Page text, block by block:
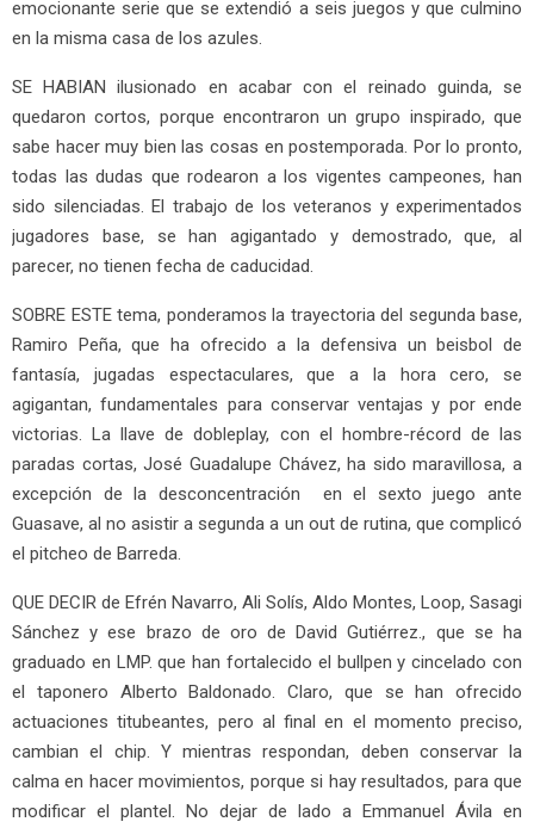
emocionante serie que se extendió a seis juegos y que culmino
en la misma casa de los azules.
SE HABIAN ilusionado en acabar con el reinado guinda, se
quedaron cortos, porque encontraron un grupo inspirado, que
sabe hacer muy bien las cosas en postemporada. Por lo pronto,
todas las dudas que rodearon a los vigentes campeones, han
sido silenciadas. El trabajo de los veteranos y experimentados
jugadores base, se han agigantado y demostrado, que, al
parecer, no tienen fecha de caducidad.
SOBRE ESTE tema, ponderamos la trayectoria del segunda base,
Ramiro Peña, que ha ofrecido a la defensiva un beisbol de
fantasía, jugadas espectaculares, que a la hora cero, se
agigantan, fundamentales para conservar ventajas y por ende
victorias. La llave de dobleplay, con el hombre-récord de las
paradas cortas, José Guadalupe Chávez, ha sido maravillosa, a
excepción de la desconcentración en el sexto juego ante
Guasave, al no asistir a segunda a un out de rutina, que complicó
el pitcheo de Barreda.
QUE DECIR de Efrén Navarro, Ali Solís, Aldo Montes, Loop, Sasagi
Sánchez y ese brazo de oro de David Gutiérrez., que se ha
graduado en LMP. que han fortalecido el bullpen y cincelado con
el taponero Alberto Baldonado. Claro, que se han ofrecido
actuaciones titubeantes, pero al final en el momento preciso,
cambian el chip. Y mientras respondan, deben conservar la
calma en hacer movimientos, porque si hay resultados, para que
modificar el plantel. No dejar de lado a Emmanuel Ávila en